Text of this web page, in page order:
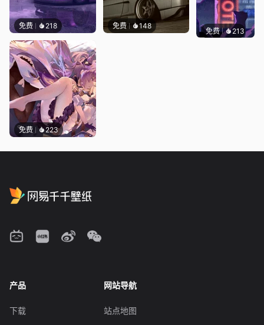
免费 218 免费 148
免费 223
免费 213鲨鲨啊
产品
下载
网站导航
站点地图